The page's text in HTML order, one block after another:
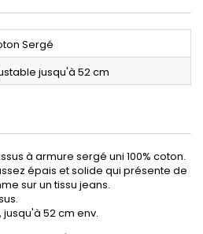
Sergé
jusqu'à 52 cm
à armure sergé uni 100% coton.
épais et solide qui présente de
sur un tissu jeans.
52 cm env.